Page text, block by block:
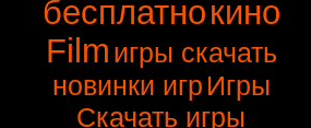
бесплатнокино
Film игры скачать
новинки игр Игры
Скачать игры